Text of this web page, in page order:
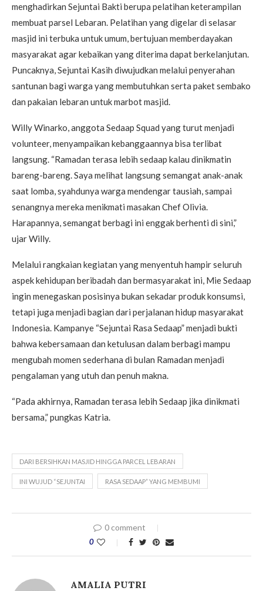
menghadirkan Sejuntai Bakti berupa pelatihan keterampilan
membuat parsel Lebaran. Pelatihan yang digelar di selasar
masjid ini terbuka untuk umum, bertujuan memberdayakan
masyarakat agar kebaikan yang diterima dapat berkelanjutan.
Puncaknya, Sejuntai Kasih diwujudkan melalui penyerahan
santunan bagi warga yang membutuhkan serta paket sembako
dan pakaian lebaran untuk marbot masjid.
Willy Winarko, anggota Sedaap Squad yang turut menjadi
volunteer, menyampaikan kebanggaannya bisa terlibat
langsung. “Ramadan terasa lebih sedaap kalau dinikmatin
bareng-bareng. Saya melihat langsung semangat anak-anak
saat lomba, syahdunya warga mendengar tausiah, sampai
senangnya mereka menikmati masakan Chef Olivia.
Harapannya, semangat berbagi ini enggak berhenti di sini,”
ujar Willy.
Melalui rangkaian kegiatan yang menyentuh hampir seluruh
aspek kehidupan beribadah dan bermasyarakat ini, Mie Sedaap
ingin menegaskan posisinya bukan sekadar produk konsumsi,
tetapi juga menjadi bagian dari perjalanan hidup masyarakat
Indonesia. Kampanye “Sejuntai Rasa Sedaap” menjadi bukti
bahwa kebersamaan dan ketulusan dalam berbagi mampu
mengubah momen sederhana di bulan Ramadan menjadi
pengalaman yang utuh dan penuh makna.
“Pada akhirnya, Ramadan terasa lebih Sedaap jika dinikmati
bersama,” pungkas Katria.
DARI BERSIHKAN MASJID HINGGA PARCEL LEBARAN
INI WUJUD “SEJUNTAI RASA SEDAAP” YANG MEMBUMI
0 comment
0
AMALIA PUTRI